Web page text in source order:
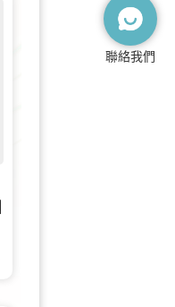
聯絡我們